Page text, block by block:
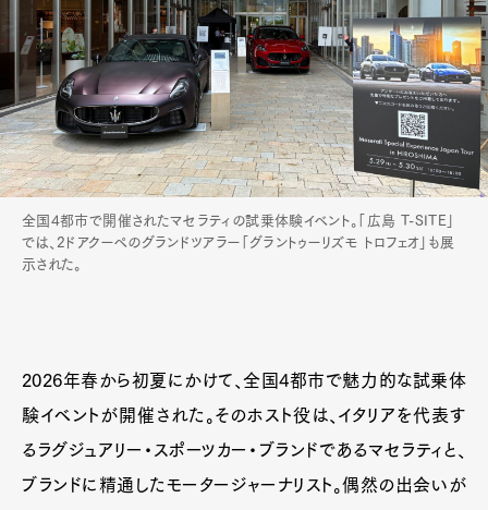
全国4都市で開催されたマセラティの試乗体験イベント。「広島 T-SITE」
では、2ドアクーペのグランドツアラー「グラントゥーリズモ トロフェオ」も展
示された。
2026年春から初夏にかけて、全国4都市で魅力的な試乗体
験イベントが開催された。そのホスト役は、イタリアを代表す
るラグジュアリー・スポーツカー・ブランドであるマセラティと、
ブランドに精通したモータージャーナリスト。偶然の出会いが